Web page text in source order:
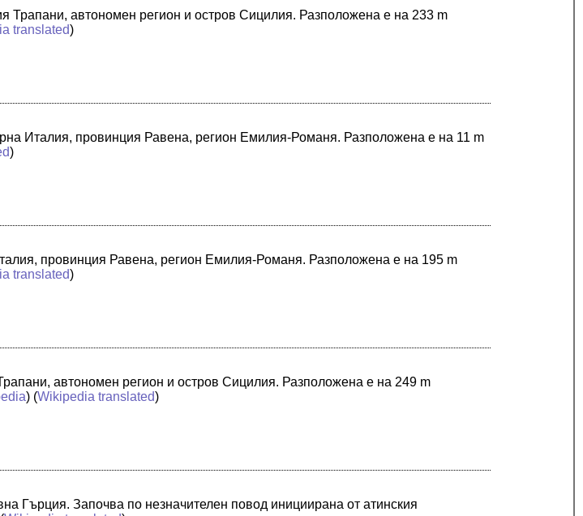
автономен регион и остров Сицилия. Разположена е на 233 m
translated)
Италия, провинция Равена, регион Емилия-Романя. Разположена е на 11 m
)
провинция Равена, регион Емилия-Романя. Разположена е на 195 m
translated)
автономен регион и остров Сицилия. Разположена е на 249 m
) (Wikipedia translated)
Гърция. Започва по незначителен повод инициирана от атинския